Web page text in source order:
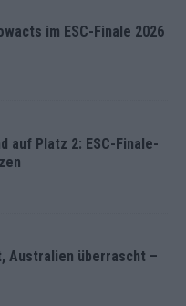
im ESC-Finale 2026
auf Platz 2: ESC-Finale-
Australien überrascht –